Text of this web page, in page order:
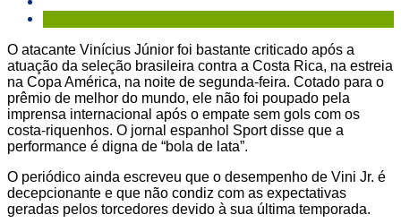
O atacante Vinícius Júnior foi bastante criticado após a
atuação da seleção brasileira contra a Costa Rica, na estreia
na Copa América, na noite de segunda-feira. Cotado para o
prêmio de melhor do mundo, ele não foi poupado pela
imprensa internacional após o empate sem gols com os
costa-riquenhos. O jornal espanhol Sport disse que a
performance é digna de “bola de lata”.
O periódico ainda escreveu que o desempenho de Vini Jr. é
decepcionante e que não condiz com as expectativas
geradas pelos torcedores devido à sua última temporada.